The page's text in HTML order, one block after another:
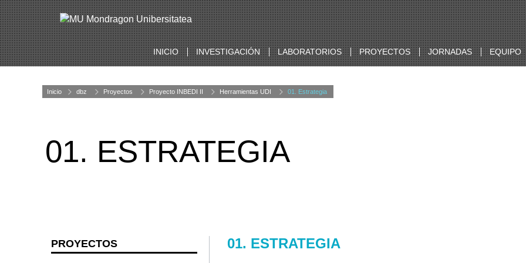
INICIO INVESTIGACIÓN LABORATORIOS PROYECTOS JORNADAS EQUIPO
Inicio dbz Proyectos Proyecto INBEDI II Herramientas UDI 01. Estrategia
01. ESTRATEGIA
01. ESTRATEGIA
PROYECTOS